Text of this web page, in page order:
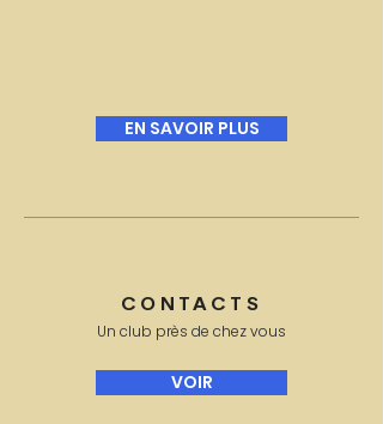
EN SAVOIR PLUS
CONTACTS
Un club près de chez vous
VOIR